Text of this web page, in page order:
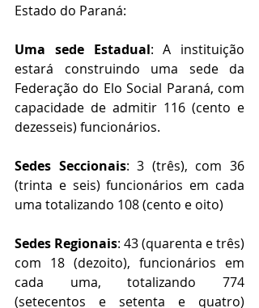
Estado do Paraná:
Uma sede Estadual: A instituição
estará construindo uma sede da
Federação do Elo Social Paraná, com
capacidade de admitir 116 (cento e
dezesseis) funcionários.
Sedes Seccionais: 3 (três), com 36
(trinta e seis) funcionários em cada
uma totalizando 108 (cento e oito)
Sedes Regionais: 43 (quarenta e três)
com 18 (dezoito), funcionários em
cada uma, totalizando 774
(setecentos e setenta e quatro)